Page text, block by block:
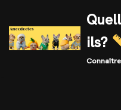
Skip
to
ils?